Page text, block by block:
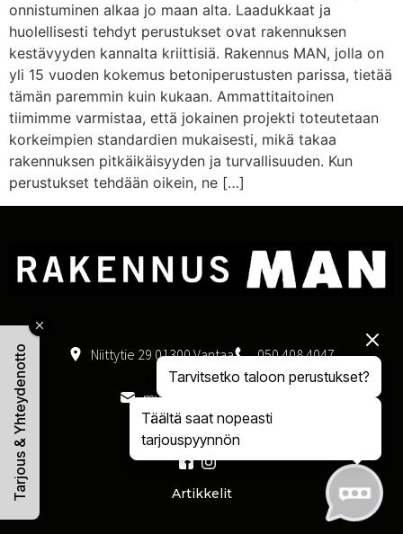
Tarvitsetko taloon perustukset?
Täältä saat nopeasti
tarjouspyynnön
Tarjous & Yhteydenotto
onnistuminen alkaa jo maan alta. Laadukkaat ja
huolellisesti tehdyt perustukset ovat rakennuksen
kestävyyden kannalta kriittisiä. Rakennus MAN, jolla on
yli 15 vuoden kokemus betoniperustusten parissa, tietää
tämän paremmin kuin kukaan. Ammattitaitoinen
tiimimme varmistaa, että jokainen projekti toteutetaan
korkeimpien standardien mukaisesti, mikä takaa
rakennuksen pitkäikäisyyden ja turvallisuuden. Kun
perustukset tehdään oikein, ne […]
Niittytie 29 01300 Vantaa 050 408 4047
myynti@rakennusman.fi
Artikkelit